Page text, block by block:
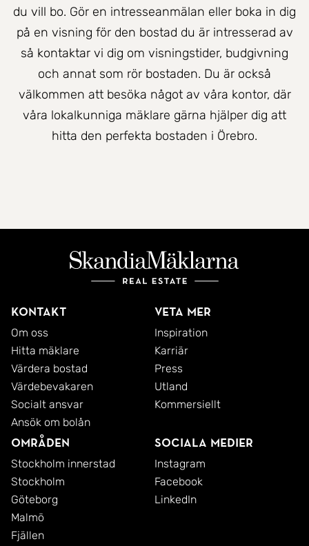
du vill bo. Gör en intresseanmälan eller boka in dig
på en visning för den bostad du är intresserad av
så kontaktar vi dig om visningstider, budgivning
och annat som rör bostaden. Du är också
välkommen att besöka något av våra kontor, där
våra lokalkunniga mäklare gärna hjälper dig att
hitta den perfekta bostaden i Örebro.
Kontakt
Om oss
Hitta mäklare
Värdera bostad
Värdebevakaren
Socialt ansvar
Ansök om bolån
Veta mer
Inspiration
Karriär
Press
Utland
Kommersiellt
Områden
Stockholm innerstad
Stockholm
Göteborg
Malmö
Fjällen
Sociala medier
Instagram
Facebook
LinkedIn